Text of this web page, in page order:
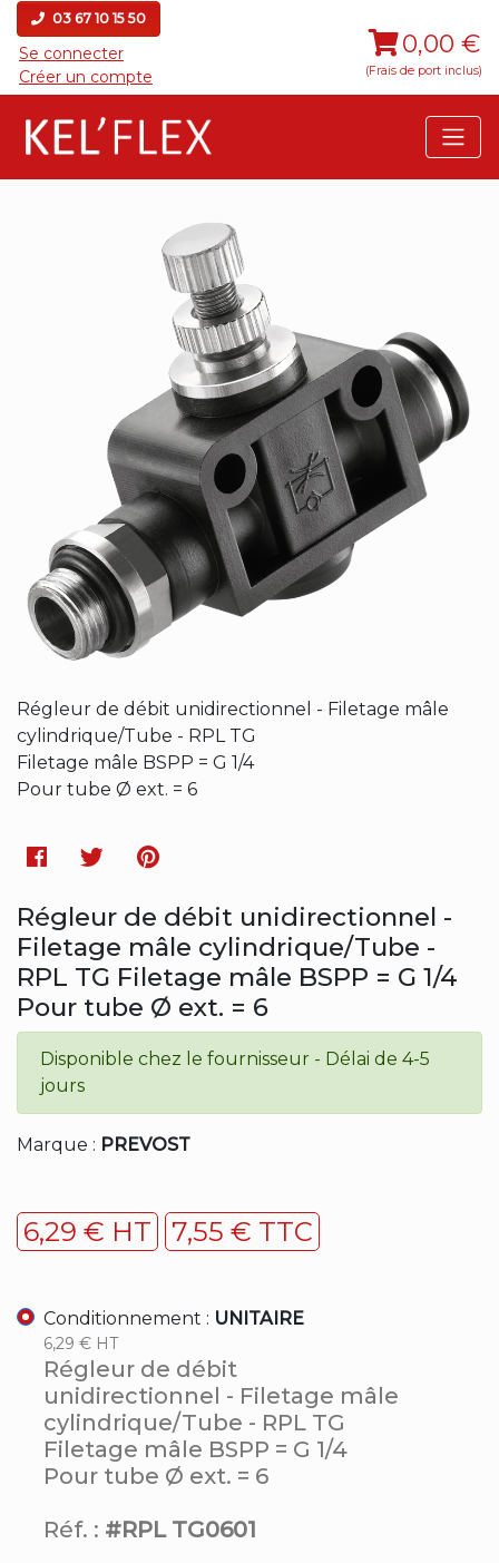
03 67 10 15 50
Se connecter
Créer un compte
0,00 €
(Frais de port inclus)
Régleur de débit unidirectionnel - Filetage mâle
cylindrique/Tube - RPL TG
Filetage mâle BSPP = G 1/4
Pour tube Ø ext. = 6
Facebook
TwitterPinterest
Régleur de débit unidirectionnel -
Filetage mâle cylindrique/Tube -
RPL TG Filetage mâle BSPP = G 1/4
Pour tube Ø ext. = 6
Disponible chez le fournisseur - Délai de 4-5
jours
Marque : PREVOST
6,29 € HT 7,55 € TTC
Conditionnement : UNITAIRE
6,29 € HT
Régleur de débit
unidirectionnel - Filetage mâle
cylindrique/Tube - RPL TG
Filetage mâle BSPP = G 1/4
Pour tube Ø ext. = 6
Réf. : #RPL TG0601